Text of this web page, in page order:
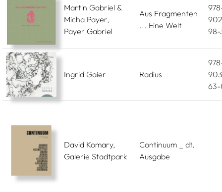
Martin Gabriel &
Micha Payer,
Payer Gabriel
Aus Fragmenten
... Eine Welt
98-
Ingrid Gaier Radius
David Komary,
Galerie Stadtpark
Continuum _ dt.
Ausgabe